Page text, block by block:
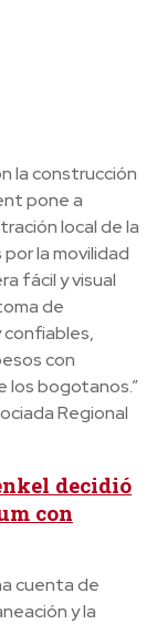
la construcción
pone a
local de la
la movilidad
fácil y visual
de
con
los bogotanos.”
Regional
decidió
con
cuenta de
y la